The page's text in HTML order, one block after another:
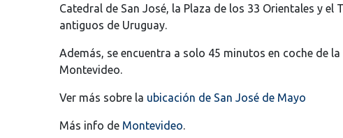
Catedral de San José, la Plaza de los 33 Orientales y
antiguos de Uruguay.
Además, se encuentra a solo 45 minutos en coche de
Montevideo.
Ver más sobre la ubicación de San José de Mayo
Más info de Montevideo.